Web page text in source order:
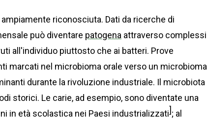
riconosciuta. Dati da ricerche di
può diventare patogena attraverso complessi
all'individuo piuttosto che ai batteri. Prove
marcati nel microbioma orale verso un microbioma
durante la rivoluzione industriale. Il microbiota
storici. Le carie, ad esempio, sono diventate una
in età scolastica nei Paesi industrializzati]; al